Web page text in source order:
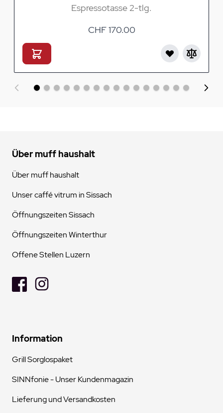
Espressotasse 2-tlg.
CHF 170.00
Über muff haushalt
Über muff haushalt
Unser caffé vitrum in Sissach
Öffnungszeiten Sissach
Öffnungszeiten Winterthur
Offene Stellen Luzern
Information
Grill Sorglospaket
SINNfonie - Unser Kundenmagazin
Lieferung und Versandkosten